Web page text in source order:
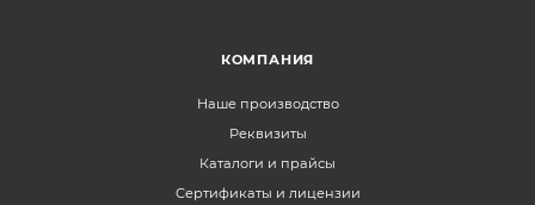
КОМПАНИЯ
Наше производство
Реквизиты
Каталоги и прайсы
Сертификаты и лицензии